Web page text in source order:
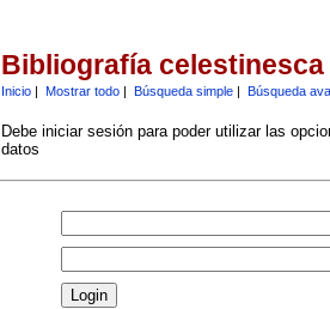
Bibliografía celestinesca
Inicio| Mostrar todo| Búsqueda simple| Búsqueda
Debe iniciar sesión para poder utilizar las
datos